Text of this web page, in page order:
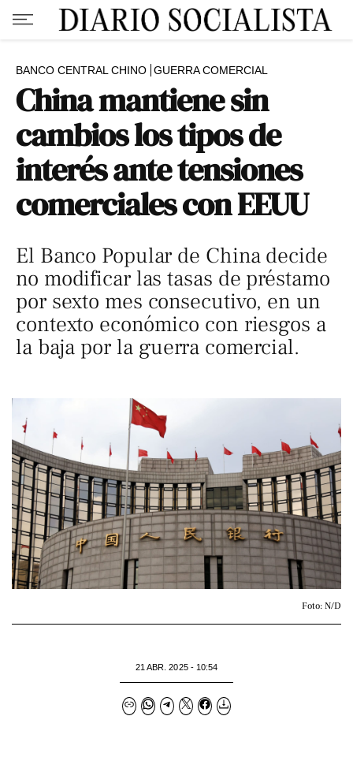
BANCO CENTRAL CHINO GUERRA COMERCIAL
China mantiene sin
cambios los tipos de
interés ante tensiones
comerciales con EEUU
El Banco Popular de China decide
no modificar las tasas de préstamo
por sexto mes consecutivo, en un
contexto económico con riesgos a
la baja por la guerra comercial.
Foto: N/D
21 ABR. 2025 - 10:54